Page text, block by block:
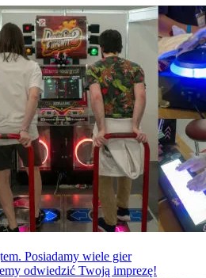
Posiadamy wiele gier
odwiedzić Twoją imprezę!